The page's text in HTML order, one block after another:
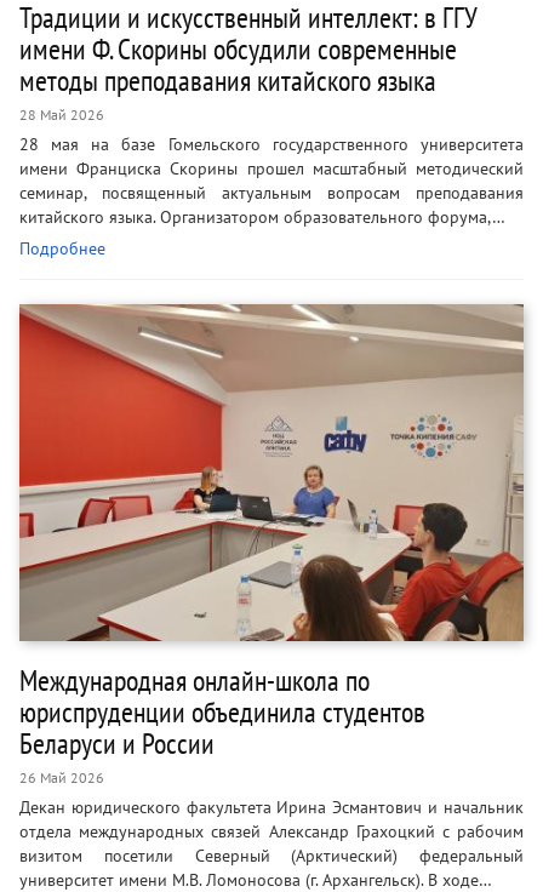
Традиции и искусственный интеллект: в ГГУ
имени Ф. Скорины обсудили современные
методы преподавания китайского языка
28 Май 2026
28 мая на базе Гомельского государственного университета
имени Франциска Скорины прошел масштабный методический
семинар, посвященный актуальным вопросам преподавания
китайского языка. Организатором образовательного форума,…
Подробнее
Международная онлайн-школа по
юриспруденции объединила студентов
Беларуси и России
26 Май 2026
Декан юридического факультета Ирина Эсмантович и начальник
отдела международных связей Александр Грахоцкий с рабочим
визитом посетили Северный (Арктический) федеральный
университет имени М.В. Ломоносова (г. Архангельск). В ходе…